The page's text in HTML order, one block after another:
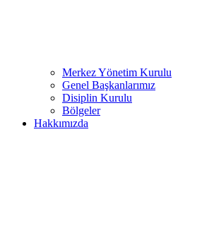
Merkez Yönetim Kurulu
Genel Başkanlarımız
Disiplin Kurulu
Bölgeler
Hakkımızda